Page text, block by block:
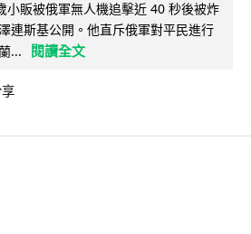
小販被俄軍無人機追擊近 40 秒後被炸
連斯基公開。他直斥俄軍對平民進行
...
閱讀全文